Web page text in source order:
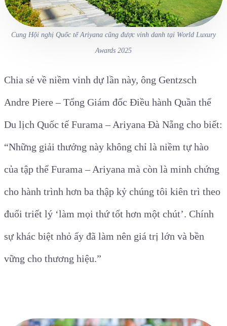
Cung Hội nghị Quốc tế Ariyana cũng được vinh danh tại World Luxury
Awards 2025
Chia sẻ về niềm vinh dự lần này, ông Gentzsch
Andre Piere – Tổng Giám đốc Điều hành Quần thể
Du lịch Quốc tế Furama – Ariyana Đà Nẵng cho biết:
“Những giải thưởng này không chỉ là niềm tự hào
của tập thể Furama – Ariyana mà còn là minh chứng
cho hành trình hơn ba thập kỷ chúng tôi kiên trì theo
đuổi triết lý ‘làm mọi thứ tốt hơn một chút’. Chính
sự khác biệt nhỏ ấy đã làm nên giá trị lớn và bền
vững cho thương hiệu.”